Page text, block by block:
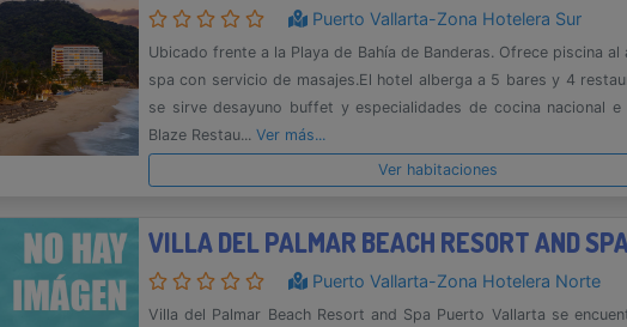
Puerto Vallarta-Zona Hotelera Sur
Ubicado frente a la Playa de Bahía de Banderas. Ofrece piscina al
spa con servicio de masajes.El hotel alberga a 5 bares y 4
se sirve desayuno buffet y especialidades de cocina nacional e
Blaze Restau... Ver más...
Ver habitaciones
Puerto Vallarta-Zona Hotelera Norte
Villa del Palmar Beach Resort and Spa Puerto Vallarta se